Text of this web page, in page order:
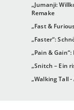
„Jumanji:
Remake
„Fast &
„Faster“:
„Pain &
„Snitch – Ein
„Walking Tall